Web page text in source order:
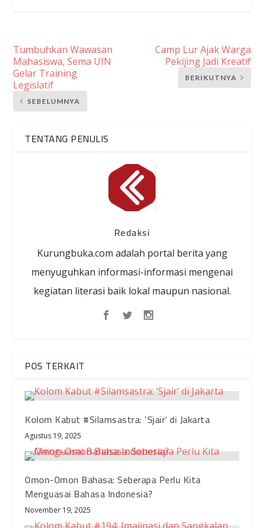
Tumbuhkan Wawasan
Mahasiswa, Sema UIN
Gelar Training
Legislatif
SEBELUMNYA
Camp Lur Ajak Warga
Pekijing Jadi Kreatif
BERIKUTNYA
TENTANG PENULIS
Redaksi
Kurungbuka.com adalah portal berita yang
menyuguhkan informasi-informasi mengenai
kegiatan literasi baik lokal maupun nasional.
POS TERKAIT
Kolom Kabut #Silamsastra: ‘Sjair’ di Jakarta
Agustus 19, 2025
Omon-Omon Bahasa: Seberapa Perlu Kita
Menguasai Bahasa Indonesia?
November 19, 2025